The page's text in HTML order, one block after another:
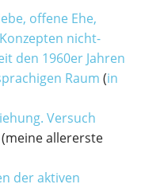
offene Ehe,
nicht-
den 1960er Jahren
Raum (in
Versuch
(meine allererste
der aktiven